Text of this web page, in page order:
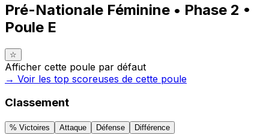
Pré-Nationale Féminine • Phase 2 •
Poule E
☆
Afficher cette poule par défaut
→ Voir les top scoreuses de cette poule
Classement
% Victoires Attaque Défense Différence